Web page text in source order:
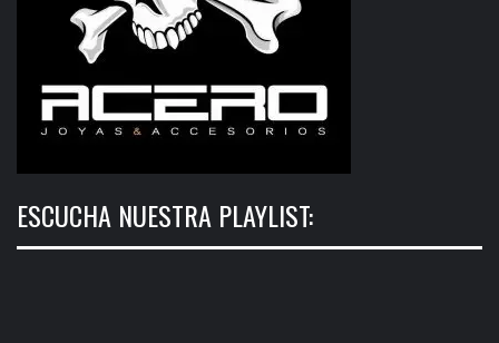
ESCUCHA NUESTRA PLAYLIST: